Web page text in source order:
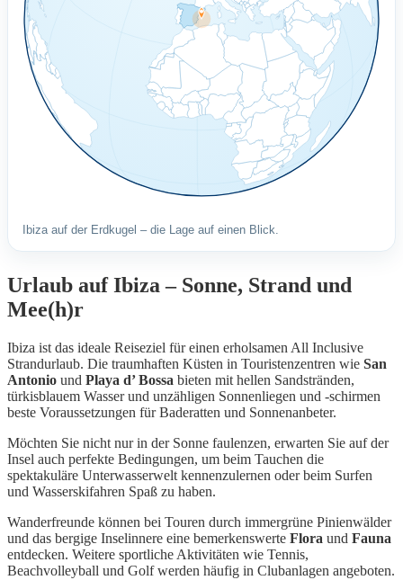
Ibiza auf der Erdkugel – die Lage auf einen Blick.
Urlaub auf Ibiza – Sonne, Strand und
Mee(h)r
Ibiza ist das ideale Reiseziel für einen erholsamen All Inclusive
Strandurlaub. Die traumhaften Küsten in Touristenzentren wie San
Antonio und Playa d’ Bossa bieten mit hellen Sandstränden,
türkisblauem Wasser und unzähligen Sonnenliegen und -schirmen
beste Voraussetzungen für Baderatten und Sonnenanbeter.
Möchten Sie nicht nur in der Sonne faulenzen, erwarten Sie auf der
Insel auch perfekte Bedingungen, um beim Tauchen die
spektakuläre Unterwasserwelt kennenzulernen oder beim Surfen
und Wasserskifahren Spaß zu haben.
Wanderfreunde können bei Touren durch immergrüne Pinienwälder
und das bergige Inselinnere eine bemerkenswerte Flora und Fauna
entdecken. Weitere sportliche Aktivitäten wie Tennis,
Beachvolleyball und Golf werden häufig in Clubanlagen angeboten.